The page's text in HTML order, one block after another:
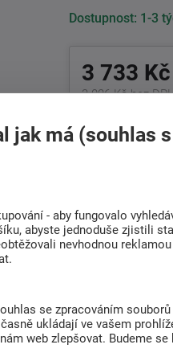
Dostupnost: 1-3
3 733 Kč
3 086 Kč bez
+420 511
Rádi
výběrem
zboží (1)
jak má (souhlas s
- aby fungovalo
abyste jednoduše zjistili
nevhodnou
se zpracováním
ukládají ve vašem
web zlepšovat. Budeme